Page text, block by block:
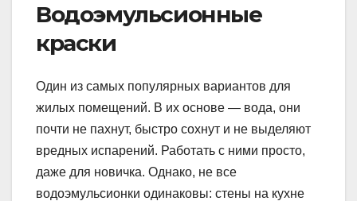
Водоэмульсионные
краски
Один из самых популярных вариантов для
жилых помещений. В их основе — вода, они
почти не пахнут, быстро сохнут и не выделяют
вредных испарений. Работать с ними просто,
даже для новичка. Однако, не все
водоэмульсионки одинаковы: стены на кухне